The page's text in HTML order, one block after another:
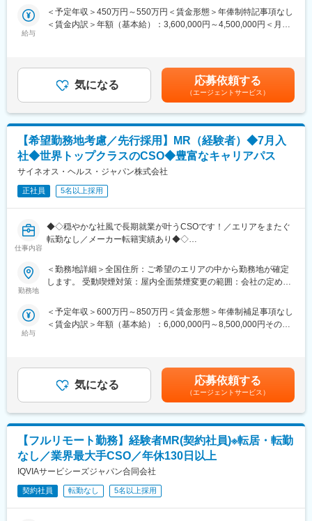
■当社の魅力
・研修体制：製品研修、スキル研修、学術研修と、国内最大手だ
からこそ仕事に必要な知識やスキルをしっかりと身に付けられる
ル人材を育成する研修制度を整備しています。
・充実の待遇：同業他社の中でも平均給与の高さや日当の支給の
他、退職金や団体保険制度など福利厚生が充実しています。長期
タベース、ネットワークで多様なニーズにこたえるサービス展開
をしています。MRの現在のあり方だけでなく、プラスαの付加価
値が必要と捉え、従業員のキャリア開発、豊富なプロジェクトの
変更の範囲：会社の定める業務
・身につくスキル
専門家へ提案・交渉する力を磨けます。単に説明する力だけでな
■キャリアパス：
志向性や身につけたいスキルに応じて様々なキャリアパスがあり
ます。
・1つの領域（心臓外科や整形外科など）を極める
・複数のプロジェクトに参画して経験を広げる
・本社スタッフ（プロジェクトマネージャー、採用、研修担当）
など、様々な可能性を探ることができるのが大きな魅力です。
能です！配属先メーカーからオファーを受けた場合は、メーカー
直雇用へ転籍するチャンスもあります。
論可能です。）
・転勤は東北・関東などエリア単位内で限定することができ、一
医療機器・製薬メーカーのセールス領域を支援する業種です。自
社の社員を取引先企業に派遣し、派遣先の営業として活躍いただ
■研修体制
プロジェクトごとに異なりますが、同社または配属先のメーカー
にて研修が十分にございます。
プロジェクト配属後もマネージャーが丁寧に支援します。日々の
仕事の悩みやキャリア相談だけでなく、業務に不安がある際など
もしっかりとケアします。業界でも特に支援が手厚いと評判で
す。
ビュー等が閲覧可能です◇
給与
＜予定年収＞450万円～550万円＜賃金形態＞年俸制特記事項なし
＜賃金内訳＞年額（基本給）：3,600,000円～4,500,000円＜月額
として、同社が拠出します賃金はあくまでも目安の金額であり、
選考を通じて上下する可能性があります。月給(月額)は固定手当を
含めた表記です。
気になる 応募依頼する
（エージェントサービス）
【希望勤務地考慮／先行採用】MR（経験者）◆7月入
社◆世界トップクラスのCSO◆豊富なキャリアパス
サイネオス・ヘルス・ジャパン株式会社
正社員 5名以上採用
仕事内容
◆◇穏やかな社風で長期就業が叶うCSOです！／エリアをまたぐ
転勤なし／メーカー転籍実績あり◆◇
【業務内容】
大手製薬会社などを中心としたクライアントのプロジェクトへの
報を収集を行っていただきます。
勤務地はご本人様の希望を鑑み決定致します。（セカンドPJ以降
も極力勤務地を考慮させていただきます）
※プロジェクトの状況によっては、選考保留（ご紹介できるプロジ
ェクトが出るまで保留）となる場合もございますのであらかじめ
ご認識の程よろしくお願いします※
【同社の魅力】
（1）充実したサポート体制
配属後は担当マネージャーが丁寧に支援します。日々の仕事の悩
みや、キャリア形成の相談等、伴走者として活躍をサポートしま
勤務地
＜勤務地詳細＞全国住所：ご希望のエリアの中から勤務地が確定
します。 受動喫煙対策：屋内全面禁煙変更の範囲：会社の定める
給与
＜予定年収＞600万円～850万円＜賃金形態＞年俸制補足事項なし
＜賃金内訳＞年額（基本給）：6,000,000円～8,500,000円その他
一時金：10万円（四半期に1回、10万円程度支給）※ただし支給条
件有。賃金はあくまでも目安の金額であり、選考を通じて上下す
る可能性があります。月給(月額)は固定手当を含めた表記です。
気になる 応募依頼する
（エージェントサービス）
【フルリモート勤務】経験者MR(契約社員)※転居・転勤
なし／業界最大手CSO／年休130日以上
IQVIAサービシーズジャパン合同会社
契約社員 転勤なし 5名以上採用